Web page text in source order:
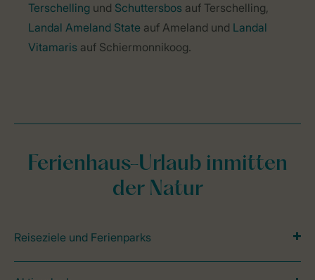
Terschelling und Schuttersbos auf Terschelling,
Landal Ameland State auf Ameland und Landal
Vitamaris auf Schiermonnikoog.
Ferienhaus-Urlaub inmitten
der Natur
Reiseziele und Ferienparks